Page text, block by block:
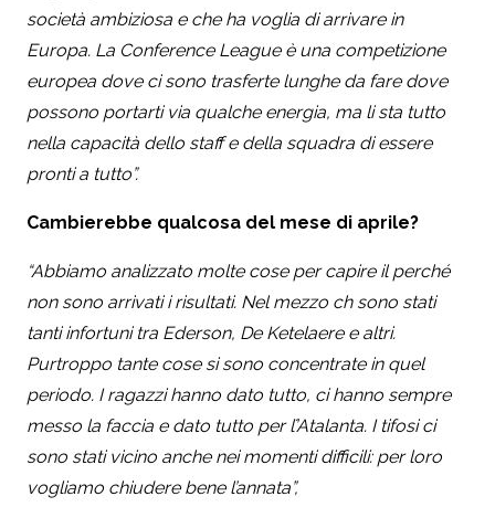
società ambiziosa e che ha voglia di arrivare in
Europa. La Conference League è una competizione
europea dove ci sono trasferte lunghe da fare dove
possono portarti via qualche energia, ma li sta tutto
nella capacità dello staff e della squadra di essere
pronti a tutto”.
Cambierebbe qualcosa del mese di aprile?
“Abbiamo analizzato molte cose per capire il perché
non sono arrivati i risultati. Nel mezzo ch sono stati
tanti infortuni tra Ederson, De Ketelaere e altri.
Purtroppo tante cose si sono concentrate in quel
periodo. I ragazzi hanno dato tutto, ci hanno sempre
messo la faccia e dato tutto per ľ’Atalanta. I tifosi ci
sono stati vicino anche nei momenti difficili: per loro
vogliamo chiudere bene l’annata”,